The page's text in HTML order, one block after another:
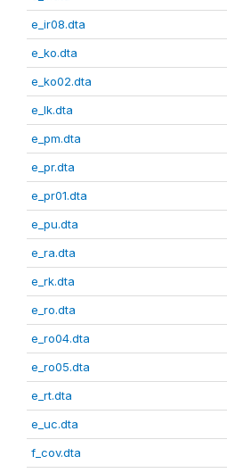
e_ir08.dta
e_ko.dta
e_ko02.dta
e_lk.dta
e_pm.dta
e_pr.dta
e_pr01.dta
e_pu.dta
e_ra.dta
e_rk.dta
e_ro.dta
e_ro04.dta
e_ro05.dta
e_rt.dta
e_uc.dta
f_cov.dta